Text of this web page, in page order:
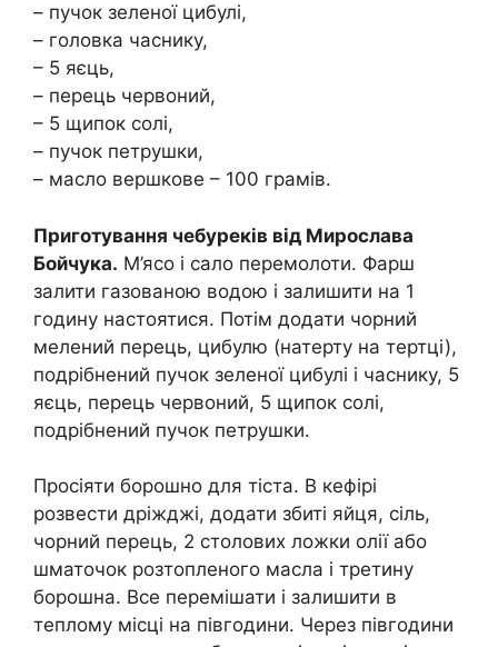
– пучок зеленої цибулі,
– головка часнику,
– 5 яєць,
– перець червоний,
– 5 щипок солі,
– пучок петрушки,
– масло вершкове – 100 грамів.
Приготування чебуреків від Мирослава
Бойчука. М’ясо і сало перемолоти. Фарш
залити газованою водою і залишити на 1
годину настоятися. Потім додати чорний
мелений перець, цибулю (натерту на тертці),
подрібнений пучок зеленої цибулі і часнику, 5
яєць, перець червоний, 5 щипок солі,
подрібнений пучок петрушки.
Просіяти борошно для тіста. В кефірі
розвести дріжджі, додати збиті яйця, сіль,
чорний перець, 2 столових ложки олії або
шматочок розтопленого масла і третину
борошна. Все перемішати і залишити в
теплому місці на півгодини. Через півгодини